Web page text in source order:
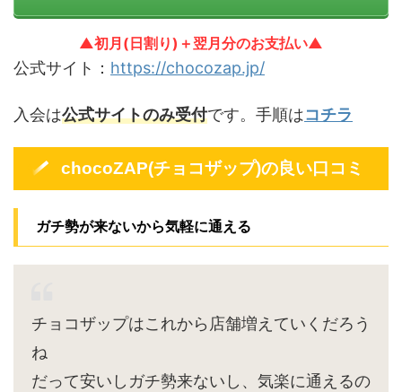
▲初月(日割り)＋翌月分のお支払い▲
公式サイト： https://chocozap.jp/
入会は公式サイトのみ受付です。手順はコチラ
chocoZAP(チョコザップ)の良い口コミ
ガチ勢が来ないから気軽に通える
チョコザップはこれから店舗増えていくだろう
ね
だって安いしガチ勢来ないし、気楽に通えるの